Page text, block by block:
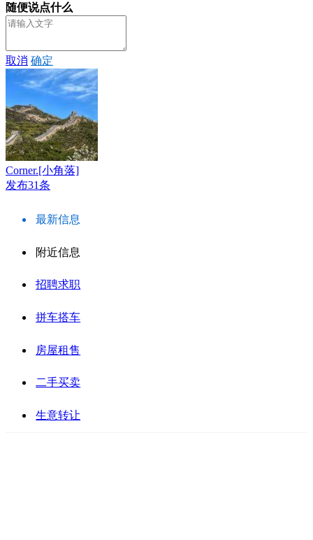
随便说点什么
取消 确定
Corner.[小角落]
发布31条
最新信息
附近信息
招聘求职
拼车搭车
房屋租售
二手买卖
生意转让